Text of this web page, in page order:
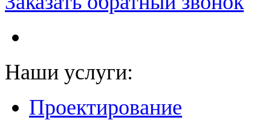
Наши услуги:
Проектирование